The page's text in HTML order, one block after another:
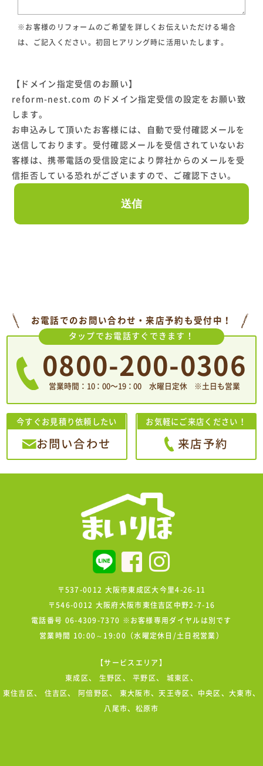
※お客様のリフォームのご希望を詳しくお伝えいただける場合
は、ご記入ください。初回ヒアリング時に活用いたします。
【ドメイン指定受信のお願い】
reform-nest.com のドメイン指定受信の設定をお願い致
します。
お申込みして頂いたお客様には、自動で受付確認メールを
送信しております。受付確認メールを受信されていないお
客様は、携帯電話の受信設定により弊社からのメールを受
信拒否している恐れがございますので、ご確認下さい。
お電話でのお問い合わせ・来店予約も受付中！
タップでお電話すぐできます！
0800-200-0306
営業時間：10：00〜19：00 水曜日定休 ※土日も営業
今すぐお見積り依頼したい
お問い合わせ
お気軽にご来店ください！
来店予約
〒537-0012 大阪市東成区大今里4-26-11
〒546-0012 大阪府大阪市東住吉区中野2-7-16
電話番号 06-4309-7370 ※お客様専用ダイヤルは別です
営業時間 10:00～19:00（水曜定休日/土日祝営業）
【サービスエリア】
東成区、 生野区 、平野区、 城東区 、
東住吉区 、 住吉区、 阿倍野区、 東大阪市、天王寺区、中央区、大東市、
八尾市、松原市